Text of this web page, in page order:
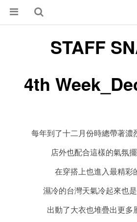
STAFF
4th
每年到了十二月份時總帶著濃
店外也配合這樣的氣氛擺
在穿搭上也進入最精彩
濕冷的台灣天氣冷起來也
出動了大衣也堆疊出更多